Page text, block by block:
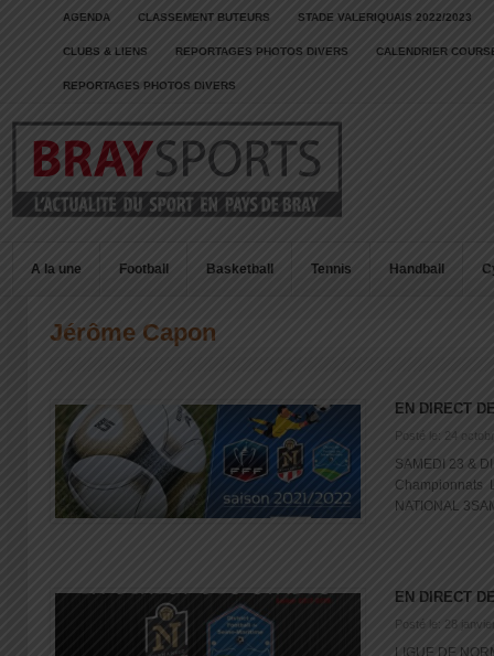
AGENDA CLASSEMENT BUTEURS STADE VALERIQUAIS 2022/2023
CLUBS & LIENS REPORTAGES PHOTOS DIVERS CALENDRIER
REPORTAGES PHOTOS DIVERS
A la une Football Basketball Tennis Handball
Jérôme Capon
EN DIRECT
Posté le: 24
SAMEDI 23 &
Championnats
NATIONAL
EN DIRECT
Posté le: 28
LIGUE DE